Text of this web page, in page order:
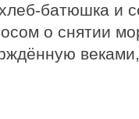
батюшка и
о снятии